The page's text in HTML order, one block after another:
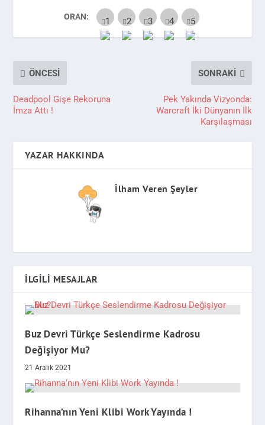
ORAN:
ÖNCESI
Deadpool Gişe Rekoruna
İmza Attı !
SONRAKI
Pek Yakında Vizyonda:
Warcraft İki Dünyanın İlk
Karşılaşması
YAZAR HAKKINDA
İlham Veren Şeyler
İLGILI MESAJLAR
Buz Devri Türkçe Seslendirme Kadrosu
Değişiyor Mu?
21 Aralık 2021
Rihanna’nın Yeni Klibi Work Yayında !